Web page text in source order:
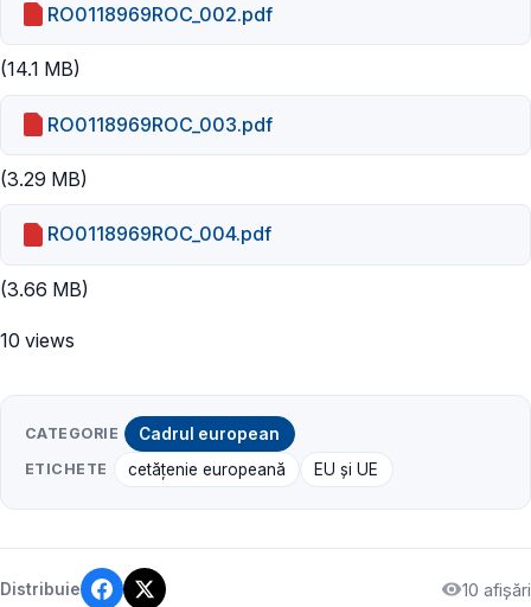
RO0118969ROC_002.pdf
(14.1 MB)
RO0118969ROC_003.pdf
(3.29 MB)
RO0118969ROC_004.pdf
(3.66 MB)
10 views
CATEGORIE Cadrul european
ETICHETE cetățenie europeană EU și UE
Distribuie 10 afișări